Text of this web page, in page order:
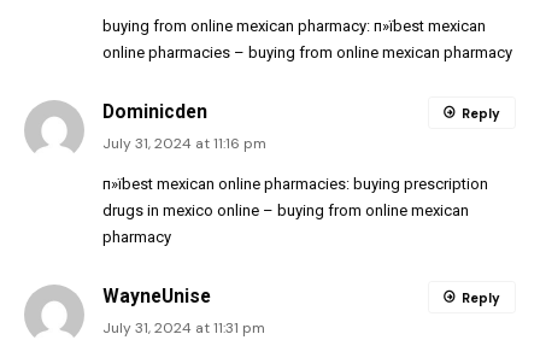
buying from online mexican pharmacy: п»їbest mexican
online pharmacies – buying from online mexican pharmacy
Dominicden
July 31, 2024 at 11:16 pm
п»їbest mexican online pharmacies: buying prescription
drugs in mexico online – buying from online mexican
pharmacy
Reply
WayneUnise
July 31, 2024 at 11:31 pm
Reply